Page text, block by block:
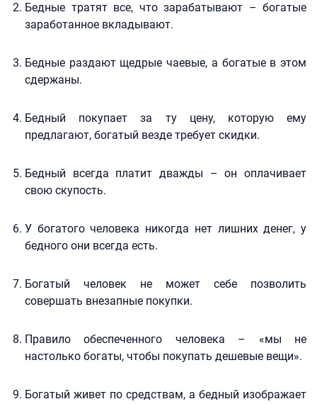
Бедные тратят все, что зарабатывают – богатые
заработанное вкладывают.
Бедные раздают щедрые чаевые, а богатые в этом
сдержаны.
Бедный покупает за ту цену, которую ему
предлагают, богатый везде требует скидки.
Бедный всегда платит дважды – он оплачивает
свою скупость.
У богатого человека никогда нет лишних денег, у
бедного они всегда есть.
Богатый человек не может себе позволить
совершать внезапные покупки.
Правило обеспеченного человека – «мы не
настолько богаты, чтобы покупать дешевые вещи».
Богатый живет по средствам, а бедный изображает